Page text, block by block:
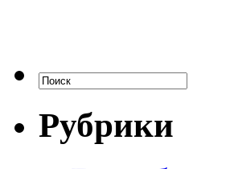
Рубрики